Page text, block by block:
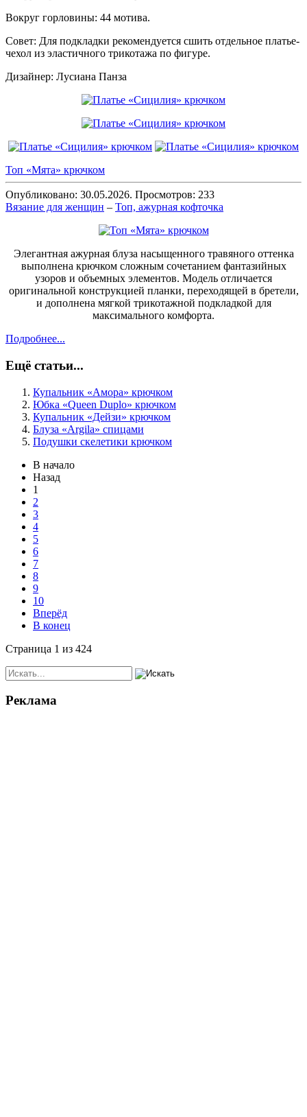
Вокруг горловины: 44 мотива.
Совет: Для подкладки рекомендуется сшить отдельное платье-
чехол из эластичного трикотажа по фигуре.
Дизайнер: Лусиана Панза
Топ «Мята» крючком
Опубликовано: 30.05.2026. Просмотров: 233
Вязание для женщин – Топ, ажурная кофточка
Элегантная ажурная блуза насыщенного травяного оттенка
выполнена крючком сложным сочетанием фантазийных
узоров и объемных элементов. Модель отличается
оригинальной конструкцией планки, переходящей в бретели,
и дополнена мягкой трикотажной подкладкой для
максимального комфорта.
Подробнее...
Ещё статьи...
Купальник «Амора» крючком
Юбка «Queen Duplo» крючком
Купальник «Дейзи» крючком
Блуза «Argila» спицами
Подушки скелетики крючком
В начало
Назад
1
2
3
4
5
6
7
8
9
10
Вперёд
В конец
Страница 1 из 424
Реклама